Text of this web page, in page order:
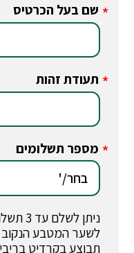
* שם בעל הכרטיס
* תעודת זהות
* מספר תשלומים
ניתן
לשער המטבע הנקוב
תבוצע בקרדיט